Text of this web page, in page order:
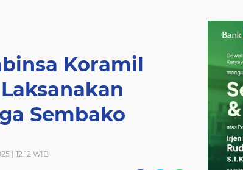
Koramil
Sembako
| 12.12 WIB